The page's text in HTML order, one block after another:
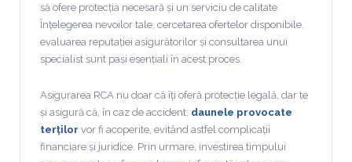
să ofere protecția necesară și un serviciu de calitate.
Înțelegerea nevoilor tale, cercetarea ofertelor disponibile,
evaluarea reputației asigurătorilor și consultarea unui
specialist sunt pași esențiali în acest proces.
Asigurarea RCA nu doar că îți oferă protecție legală, dar te
și asigură că, în caz de accident, daunele provocate
terților vor fi acoperite, evitând astfel complicații
financiare și juridice. Prin urmare, investirea timpului